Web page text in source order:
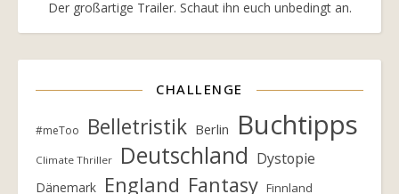
Der großartige Trailer. Schaut ihn euch unbedingt an.
CHALLENGE
#meToo Belletristik Berlin Buchtipps
Climate Thriller Deutschland Dystopie
Dänemark England Fantasy Finnland